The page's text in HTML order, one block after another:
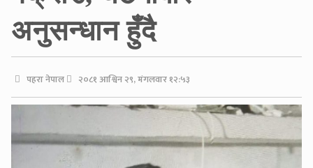
अनुसन्धान हुँदै
पहरा नेपाल २०८१ आश्विन २९, मंगलवार १२:५३